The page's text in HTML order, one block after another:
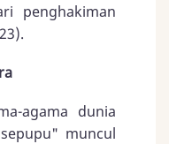
penghakiman
agama dunia
muncul